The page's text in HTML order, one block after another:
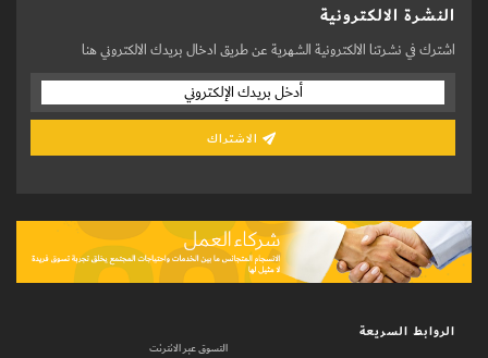
النشرة الالكترونية
اشترك في نشرتنا الالكترونية الشهرية عن طريق ادخال بريدك الالكتروني هنا
الروابط السريعة
التسوق عبر الانترنت